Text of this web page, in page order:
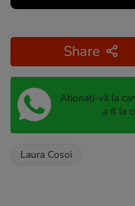
Share
Abonați-vă la
a fi la
Laura Cosoi